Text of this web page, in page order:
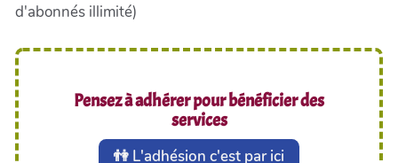
d'abonnés illimité)
Pensez à adhérer pour bénéficier des
services
👫 L'adhésion c'est par ici